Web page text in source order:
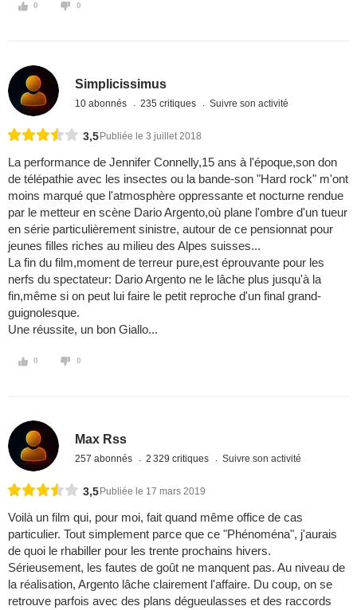
0 0
Simplicissimus
10 abonnés 235 critiques Suivre son activité
3,5 Publiée le 3 juillet 2018
La performance de Jennifer Connelly,15 ans à l'époque,son don
de télépathie avec les insectes ou la bande-son "Hard rock" m'ont
moins marqué que l'atmosphère oppressante et nocturne rendue
par le metteur en scène Dario Argento,où plane l'ombre d'un tueur
en série particulièrement sinistre, autour de ce pensionnat pour
jeunes filles riches au milieu des Alpes suisses...
La fin du film,moment de terreur pure,est éprouvante pour les
nerfs du spectateur: Dario Argento ne le lâche plus jusqu'à la
fin,même si on peut lui faire le petit reproche d'un final grand-
guignolesque.
Une réussite, un bon Giallo...
0 0
Max Rss
257 abonnés 2 329 critiques Suivre son activité
3,5 Publiée le 17 mars 2019
Voilà un film qui, pour moi, fait quand même office de cas
particulier. Tout simplement parce que ce "Phénoména", j'aurais
de quoi le rhabiller pour les trente prochains hivers.
Sérieusement, les fautes de goût ne manquent pas. Au niveau de
la réalisation, Argento lâche clairement l'affaire. Du coup, on se
retrouve parfois avec des plans dégueulasses et des raccords